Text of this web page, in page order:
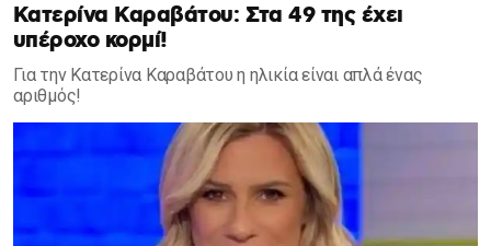
Κατερίνα Καραβάτου: Στα 49 της έχει
υπέροχο κορμί!
Για την Κατερίνα Καραβάτου η ηλικία είναι απλά ένας
αριθμός!